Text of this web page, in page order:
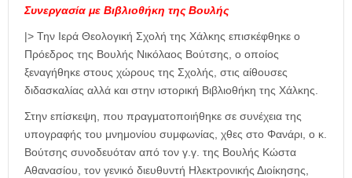
Συνεργασία με Βιβλιοθήκη της Βουλής
|> Την Ιερά Θεολογική Σχολή της Χάλκης επισκέφθηκε ο
Πρόεδρος της Βουλής Νικόλαος Βούτσης, ο οποίος
ξεναγήθηκε στους χώρους της Σχολής, στις αίθουσες
διδασκαλίας αλλά και στην ιστορική Βιβλιοθήκη της Χάλκης.
Στην επίσκεψη, που πραγματοποιήθηκε σε συνέχεια της
υπογραφής του μνημονίου συμφωνίας, χθες στο Φανάρι, ο κ.
Βούτσης συνοδευόταν από τον γ.γ. της Βουλής Κώστα
Αθανασίου, τον γενικό διευθυντή Ηλεκτρονικής Διοίκησης,